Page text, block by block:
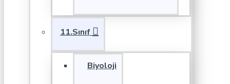
11.Sınıf
Biyoloji